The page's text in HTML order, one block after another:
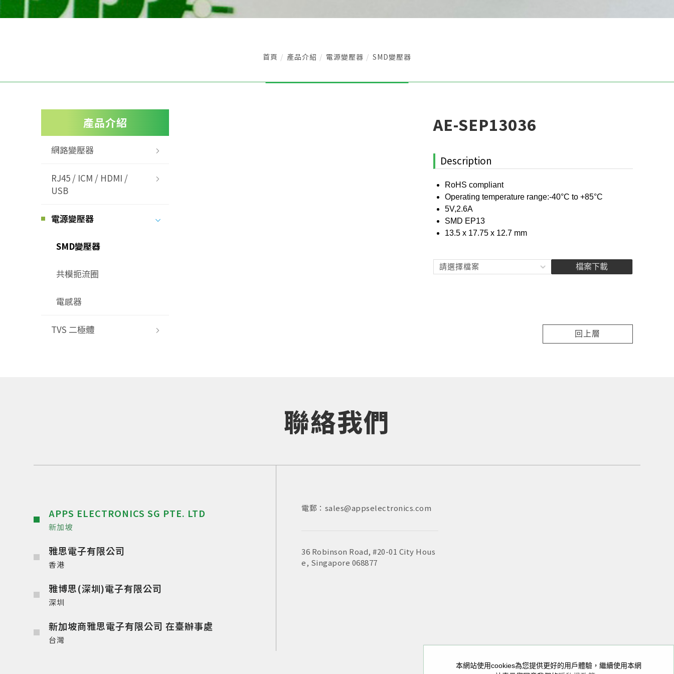
本網站使用cookies為您提供更好的用戶體驗，繼續使用本網
首頁 產品介紹 電源變壓器 SMD變壓器
產品介紹
網路變壓器
RJ45 / ICM / HDMI /
USB
電源變壓器
SMD變壓器
共模扼流圈
電感器
TVS 二極體
AE-SEP13036
Description
RoHS compliant
Operating temperature range:-40°C to +85°C
5V,2.6A
SMD EP13
13.5 x 17.75 x 12.7 mm
請選擇檔案 檔案下載
回上層
聯絡我們
APPS ELECTRONICS SG PTE. LTD
新加坡
雅思電子有限公司
香港
雅博思(深圳)電子有限公司
深圳
新加坡商雅思電子有限公司 在臺辦事處
台灣
電郵：sales@appselectronics.com
36 Robinson Road, #20-01 City Hous
e, Singapore 068877
電話：
+852 3693 4218
香港九龍新蒲崗大有街29號宏基中心一期1405
電話：
+86（755）86538552
中國廣東省深圳市福田區泰然九路喜年中心A座
電郵： sales@appselectronics.com
新北市中和區中正路716號10樓之一